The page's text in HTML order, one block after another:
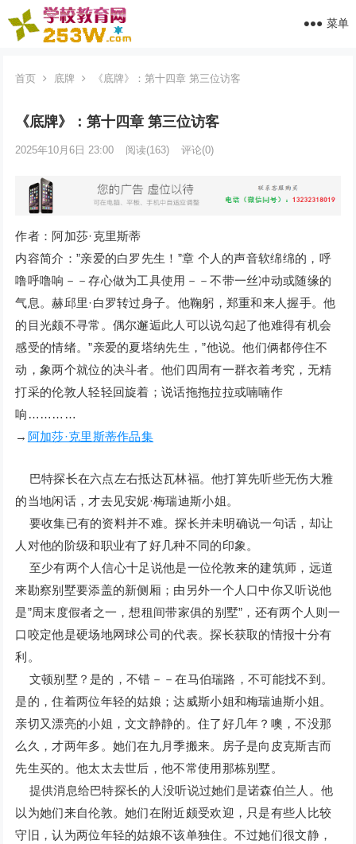
菜单
首页 底牌 《底牌》：第十四章 第三位访客
《底牌》：第十四章 第三位访客
2025年10月6日 23:00 阅读(163) 评论(0)
作者：阿加莎·克里斯蒂
内容简介：”亲爱的白罗先生！”章 个人的声音软绵绵的，呼
噜呼噜响－－存心做为工具使用－－不带一丝冲动或随缘的
气息。赫邱里·白罗转过身子。他鞠躬，郑重和来人握手。他
的目光颇不寻常。偶尔邂逅此人可以说勾起了他难得有机会
感受的情绪。”亲爱的夏塔纳先生，”他说。他们俩都停住不
动，象两个就位的决斗者。他们四周有一群衣着考究，无精
打采的伦敦人轻轻回旋着；说话拖拖拉拉或喃喃作
响…………
→ 阿加莎·克里斯蒂作品集
巴特探长在六点左右抵达瓦林福。他打算先听些无伤大雅
的当地闲话，才去见安妮·梅瑞迪斯小姐。
要收集已有的资料并不难。探长并未明确说一句话，却让
人对他的阶级和职业有了好几种不同的印象。
至少有两个人信心十足说他是一位伦敦来的建筑师，远道
来勘察别墅要添盖的新侧厢；由另外一个人口中你又听说他
是”周末度假者之一，想租间带家俱的别墅”，还有两个人则一
口咬定他是硬场地网球公司的代表。探长获取的情报十分有
利。
文顿别墅？是的，不错－－在马伯瑞路，不可能找不到。
是的，住着两位年轻的姑娘；达威斯小姐和梅瑞迪斯小姐。
亲切又漂亮的小姐，文文静静的。住了好几年？噢，不没那
么久，才两年多。她们在九月季搬来。房子是向皮克斯吉而
先生买的。他太太去世后，他不常使用那栋别墅。
提供消息给巴特探长的人没听说过她们是诺森伯兰人。他
以为她们来自伦敦。她们在附近颇受欢迎，只是有些人比较
守旧，认为两位年轻的姑娘不该单独住。不过她们很文静，